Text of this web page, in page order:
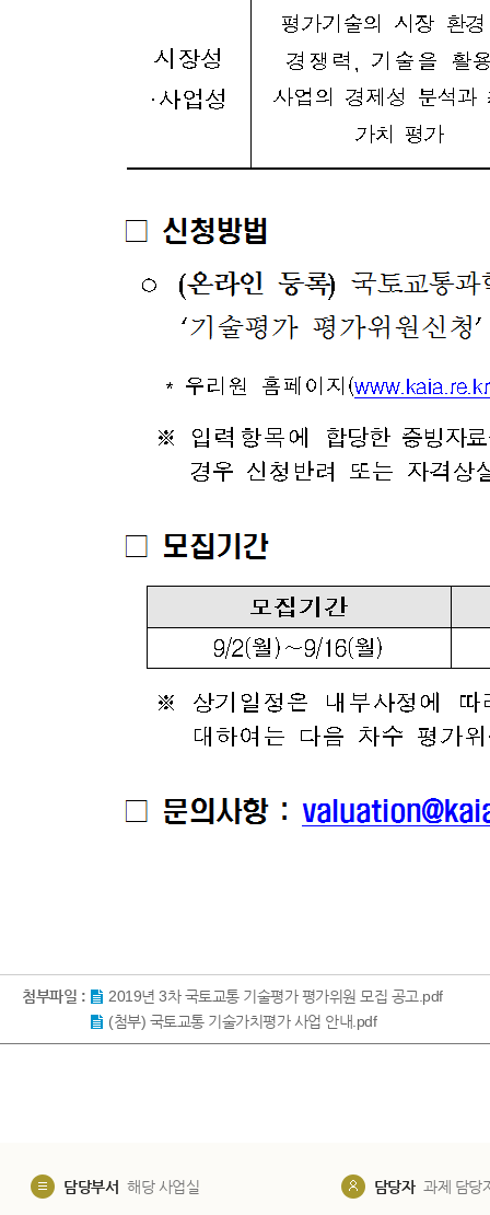
첨부파일 :
2019년 3차 국토교통 기술평가 평가위원 모집 공고.pdf
(첨부) 국토교통 기술가치평가 사업 안내.pdf
담당부서 해당 사업실 담당자 과제 담당